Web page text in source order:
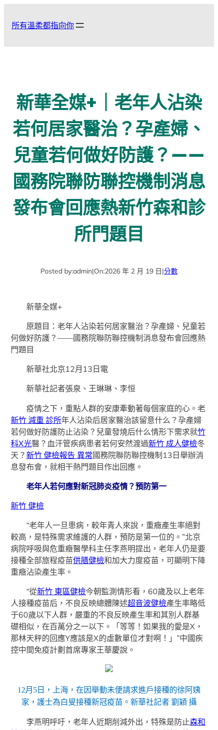
所有溫柔都指向你
新華全媒+｜老年人沾染
若何居家醫治？孕產婦、
兒童若何做好防護？——
國務院聯防聯控機制消息
發布會回應熱新竹森和診
所門題目
Posted by:admin|On:2026 年 2 月 19 日|分數
新華全媒+
原題目：老年人沾染若何居家醫治？孕產婦、兒童若
何做好防護？——國務院聯防聯控機制消息發布會回應熱
門題目
新華社北京12月13日電
新華社記者張泉、王琳琳、李恒
疫情之下，重點人群的安康牽動著每個家庭的心。老
新竹 減重 診所年人沾染后居家醫治該留意什么？孕產婦
若何做好防護防止沾染？兒童發燒后什么情形下需求就竹
科X光醫？血汗管疾病患者若何安然渡過新竹 成人健檢冬
天？新竹 健檢報告 異常國務院聯防聯控機制13日舉辦消
息發布會，就相干熱門題目作出回應。
老年人若何應對新冠肺炎疫情？預防第一
新竹 健檢
“老年人一旦患病，較年青人來說，重癥產生率絕對
較高，是特殊需求維護的人群，預防是第一位的。”北京
病院呼吸與危重癥醫學科主任李燕明提出，老年人仍是要
接種全部旅程疫苗供膳健檢和加大力度疫苗，可顯明下降
重癥沾染產生率。
“從新竹 東區健檢今朝監測情形看，60歲及以上老年
人接種疫苗后，不良反映總體陳述超音波健檢產生率略低
于60歲以下人群，嚴重的不良反映產生率和其別人群基
礎相似，在百萬分之一以下。「等等！如果我的愛是X，
那林天秤的回應Y應該是X的虛數單位才對啊！」”中國疾
控中間免疫計劃首席專家王華慶說。
12月5日，上海，在因舉動未便請求進戶接種的徐阿姨
家，護士為白叟接種新冠疫苗。新華社記者 劉穎 攝
李燕明呼吁，老年人近期削減外出，特殊是防止森和